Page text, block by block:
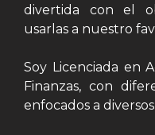
divertida con el
usarlas a nuestro
Soy Licenciada en
Finanzas, con
enfocados a